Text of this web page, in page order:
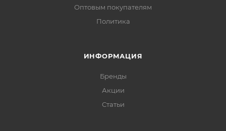
Оптовым покупателям
Политика
ИНФОРМАЦИЯ
Бренды
Акции
Статьи